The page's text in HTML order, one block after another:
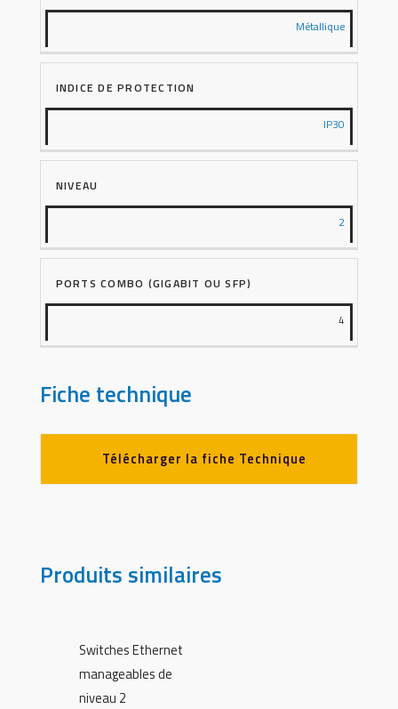
Métallique
INDICE DE PROTECTION
IP30
NIVEAU
2
PORTS COMBO (GIGABIT OU SFP)
4
Fiche technique
Télécharger la fiche Technique
Produits similaires
Switches Ethernet
manageables de
niveau 2